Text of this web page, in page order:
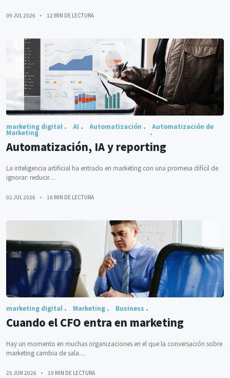
09 JUL 2026 12 MIN DE LECTURA
marketing digital AI Automatización Automatización de
Marketing
Automatización, IA y reporting
La inteligencia artificial ha entrado en marketing con una promesa difícil de
ignorar: reducir…
02 JUL 2026 18 MIN DE LECTURA
marketing digital Marketing Business
Cuando el CFO entra en marketing
Hay un momento en muchas organizaciones en el que la conversación sobre
marketing cambia de sala…
25 JUN 2026 19 MIN DE LECTURA